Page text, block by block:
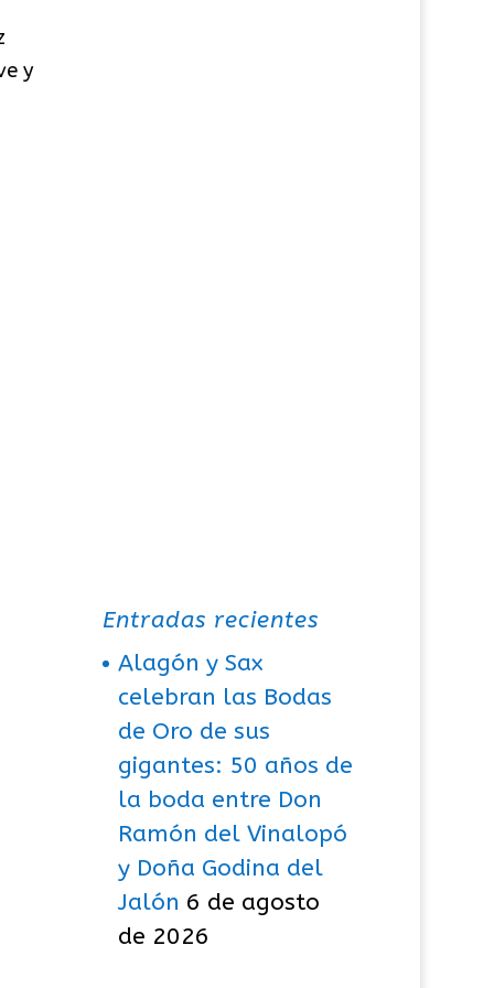
y
Entradas recientes
Alagón y Sax
celebran las Bodas
de Oro de sus
gigantes: 50 años de
la boda entre Don
Ramón del Vinalopó
y Doña Godina del
Jalón 6 de agosto
de 2026